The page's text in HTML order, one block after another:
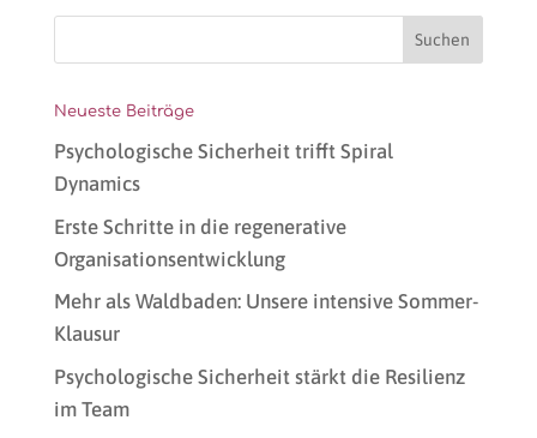
Neueste Beiträge
Psychologische Sicherheit trifft Spiral
Dynamics
Erste Schritte in die regenerative
Organisationsentwicklung
Mehr als Waldbaden: Unsere intensive Sommer-
Klausur
Psychologische Sicherheit stärkt die Resilienz
im Team